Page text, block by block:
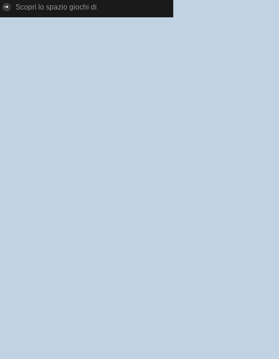
Scopri lo spazio giochi di